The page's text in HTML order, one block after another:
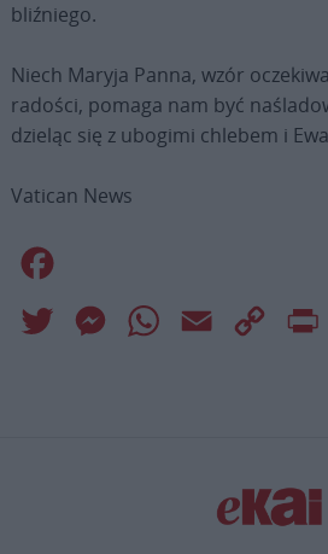
bliźniego.
Niech Maryja Panna, wzór
radości, pomaga nam być
dzieląc się z ubogimi chlebem i
Vatican News
Twitter MessengerWhatsApp
Email
Copy